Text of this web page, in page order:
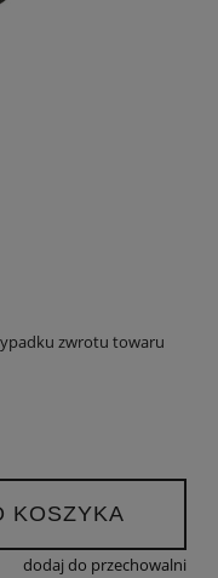
zwrotu towaru
KOSZYKA
dodaj do przechowalni